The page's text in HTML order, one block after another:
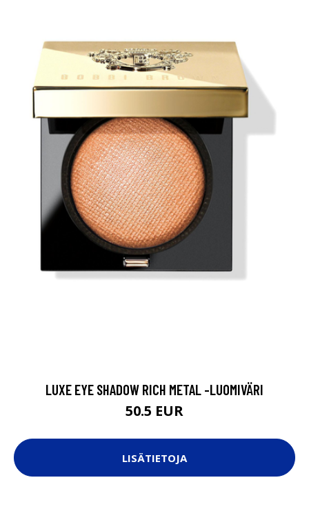
LUXE EYE SHADOW RICH METAL -LUOMIVÄRI
50.5 EUR
LISÄTIETOJA